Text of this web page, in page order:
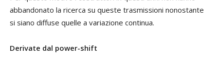
abbandonato la ricerca su queste trasmissioni nonostante
si siano diffuse quelle a variazione continua.
Derivate dal power-shift